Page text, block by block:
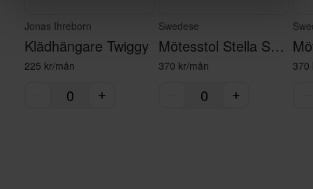
Jonas Ihreborn
Klädhängare Twiggy
225 kr/mån
Swedese
Mötesstol Stella Svart
370 kr/mån 370